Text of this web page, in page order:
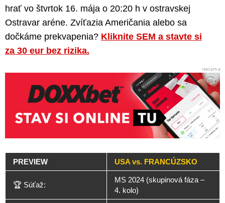
hrať vo štvrtok 16. mája o 20:20 h v ostravskej
Ostravar aréne. Zvíťazia Američania alebo sa
dočkáme prekvapenia? Kliknite SEM a stavte si
za 30 eur bez rizika.
PREVIEW USA vs. FRANCÚZSKO
🏆 Súťaž:
MS 2024 (skupinová fáza –
4. kolo)